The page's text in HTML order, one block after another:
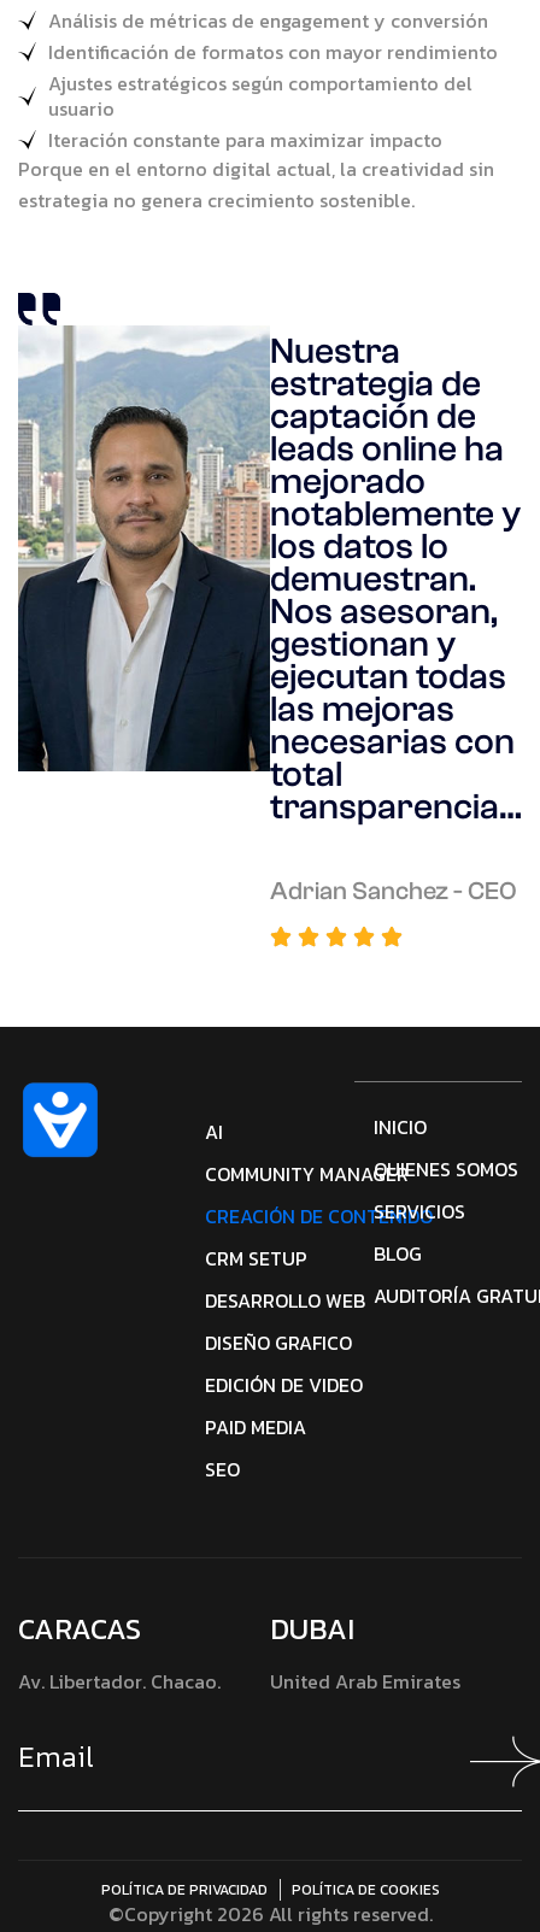
Análisis de métricas de engagement y conversión
Identificación de formatos con mayor rendimiento
Ajustes estratégicos según comportamiento del
usuario
Iteración constante para maximizar impacto
Porque en el entorno digital actual, la creatividad sin
estrategia no genera crecimiento sostenible.
Nuestra
estrategia de
captación de
leads online ha
mejorado
notablemente y
los datos lo
demuestran.
Nos asesoran,
gestionan y
ejecutan todas
las mejoras
necesarias con
total
transparencia…
Adrian Sanchez - CEO
AI
COMMUNITY MANAGER
CREACIÓN DE CONTENIDO
CRM SETUP
DESARROLLO WEB
DISEÑO GRAFICO
EDICIÓN DE VIDEO
PAID MEDIA
SEO
INICIO
QUIENES SOMOS
SERVICIOS
BLOG
AUDITORÍA
CARACAS
Av. Libertador. Chacao.
DUBAI
United Arab Emirates
©Copyright 2026 All rights reserved.
POLÍTICA DE PRIVACIDAD POLÍTICA DE COOKIES